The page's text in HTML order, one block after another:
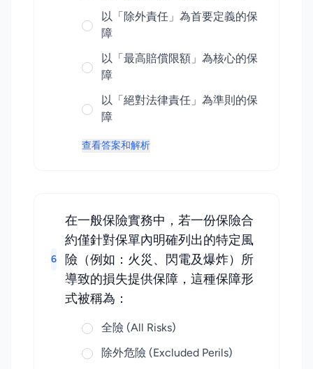
以「除外責任」為首要定義的保
障
以「最高賠償限額」為核心的保
障
以「絕對法律責任」為準則的保
障
查看答案和解析
6
在一般保險實務中，若一份保險合
約僅針對保單內明確列出的特定風
險（例如：火災、閃電及爆炸）所
導致的損失提供保障，這種保障形
式被稱為：
全險 (All Risks)
除外危險 (Excluded Perils)